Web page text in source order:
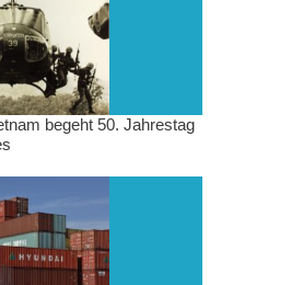
begeht 50. Jahrestag